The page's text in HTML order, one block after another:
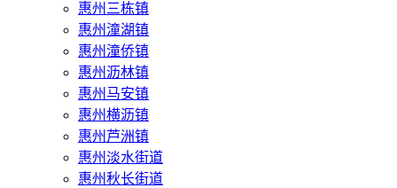
惠州三栋镇
惠州潼湖镇
惠州潼侨镇
惠州沥林镇
惠州马安镇
惠州横沥镇
惠州芦洲镇
惠州淡水街道
惠州秋长街道